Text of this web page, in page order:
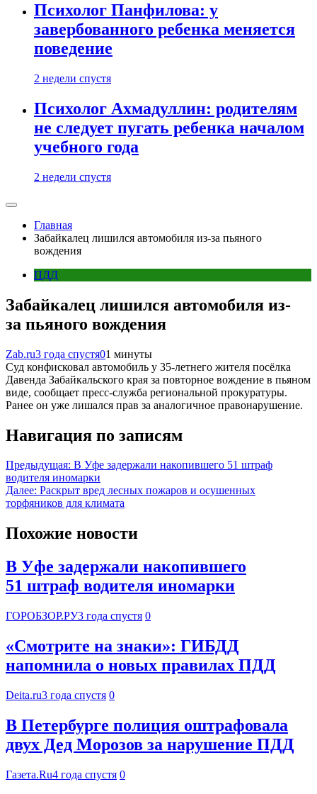
Психолог Панфилова: у
завербованного ребенка меняется
поведение
2 недели спустя
Психолог Ахмадуллин: родителям
не следует пугать ребенка началом
учебного года
2 недели спустя
Главная
Забайкалец лишился автомобиля из-за пьяного
вождения
ПДД
Забайкалец лишился автомобиля из-
за пьяного вождения
Zab.ru3 года спустя01 минуты
Суд конфисковал автомобиль у 35-летнего жителя посёлка
Давенда Забайкальского края за повторное вождение в пьяном
виде, сообщает пресс-служба региональной прокуратуры.
Ранее он уже лишался прав за аналогичное правонарушение.
Навигация по записям
Предыдущая: В Уфе задержали накопившего 51 штраф
водителя иномарки
Далее: Раскрыт вред лесных пожаров и осушенных
торфяников для климата
Похожие новости
В Уфе задержали накопившего
51 штраф водителя иномарки
ГОРОБЗОР.РУ3 года спустя 0
«Смотрите на знаки»: ГИБДД
напомнила о новых правилах ПДД
Deita.ru3 года спустя 0
В Петербурге полиция оштрафовала
двух Дед Морозов за нарушение ПДД
Газета.Ru4 года спустя 0